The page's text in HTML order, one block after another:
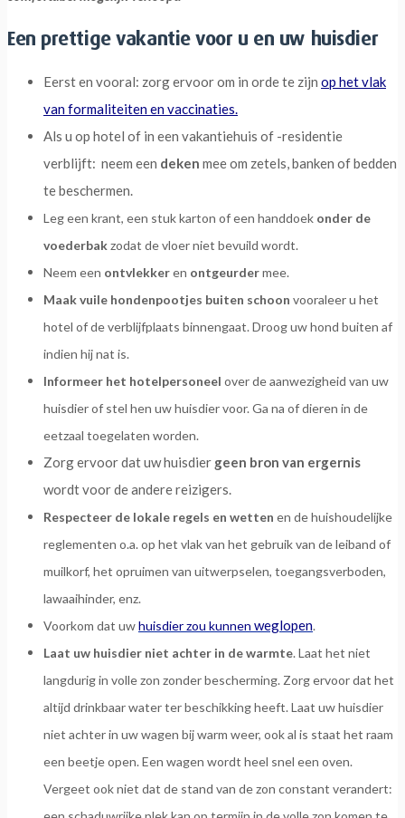
Een prettige vakantie voor u en uw huisdier
Eerst en vooral: zorg ervoor om in orde te zijn op het vlak
van formaliteiten en vaccinaties.
Als u op hotel of in een vakantiehuis of -residentie
verblijft: neem een deken mee om zetels, banken of bedden
te beschermen.
Leg een krant, een stuk karton of een handdoek onder de
voederbakzodat de vloer niet bevuild wordt.
Neem een ontvlekkeren ontgeurdermee.
Maak vuile hondenpootjes buiten schoon vooraleer u het
hotel of de verblijfplaats binnengaat. Droog uw hond buiten af
indien hij nat is.
Informeer het hotelpersoneel over de aanwezigheid van uw
huisdier of stel hen uw huisdier voor. Ga na of dieren in de
eetzaal toegelaten worden.
Zorg ervoor dat uw huisdier geen bron van ergernis
wordt voor de andere reizigers.
Respecteer de lokale regels en wetten en de huishoudelijke
reglementen o.a. op het vlak van het gebruik van de leiband of
muilkorf, het opruimen van uitwerpselen, toegangsverboden,
lawaaihinder, enz.
Voorkom dat uwhuisdier zou kunnen weglopen.
Laat uw huisdier niet achter in de warmte. Laat het niet
langdurig in volle zon zonder bescherming. Zorg ervoor dat het
altijd drinkbaar water ter beschikking heeft. Laat uw huisdier
niet achter in uw wagen bij warm weer, ook al is staat het raam
een beetje open. Een wagen wordt heel snel een oven.
Vergeet ook niet dat de stand van de zon constant verandert: